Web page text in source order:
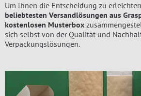
Um Ihnen die Entscheidung zu
beliebtesten Versandlösungen aus
kostenlosen Musterbox
sich selbst von der Qualität und
Verpackungslösungen.